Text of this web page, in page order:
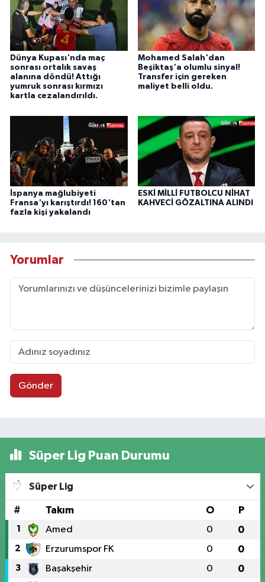
Dünya Kupası'nda maç
sonrası ortalık savaş
alanına döndü! Attığı
yumruk sonrası kırmızı
kartla cezalandırıldı.
Mohamed Salah'dan
Beşiktaş'a olumlu sinyal!
Transfer için gereken
maliyet belli oldu.
İspanya mağlubiyeti
Fransa'yı karıştırdı! 160'tan
fazla kişi yakalandı
ESKİ MİLLİ FUTBOLCU NİHAT
KAHVECİ GÖZALTINA ALINDI
Yorumlar
Gönder
Süper Lig Puan Durumu
Süper Lig
# Takım O P
1 Amed 0 0
2 Erzurumspor FK 0 0
3 Başakşehir 0 0